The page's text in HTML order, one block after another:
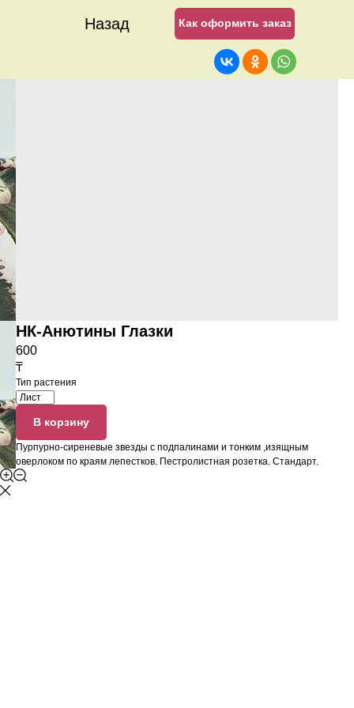
Назад Как оформить заказ
НК-Анютины Глазки
600
₸
Тип растения
В корзину
Пурпурно-сиреневые звезды с подпалинами и тонким ,изящным
оверлоком по краям лепестков. Пестролистная розетка. Стандарт.